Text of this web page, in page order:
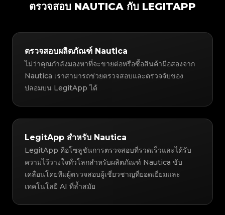
ตรวจสอบ NAUTICA กับ LEGITAPP
ตรวจสอบผลิตภัณฑ์ Nautica
ไม่ว่าคุณกำลังมองหาที่จะขายต่อหรือซื้อสินค้ามือสองจาก
Nautica เราสามารถช่วยตรวจสอบและตรวจจับของ
ปลอมบน LegitApp ได้
LegitApp สำหรับ Nautica
LegitApp คือโซลูชันการตรวจสอบที่รวดเร็วและได้รับ
ความไว้วางใจทั่วโลกสำหรับผลิตภัณฑ์ Nautica ขับ
เคลื่อนโดยทีมผู้ตรวจสอบผู้เชี่ยวชาญที่ยอดเยี่ยมและ
เทคโนโลยี AI ที่ล้ำสมัย